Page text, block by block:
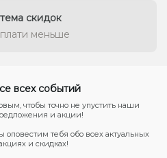
скидок
меньше
всех событий
чтобы точно не упустить наши
и акции!
тебя обо всех актуальных
и скидках!